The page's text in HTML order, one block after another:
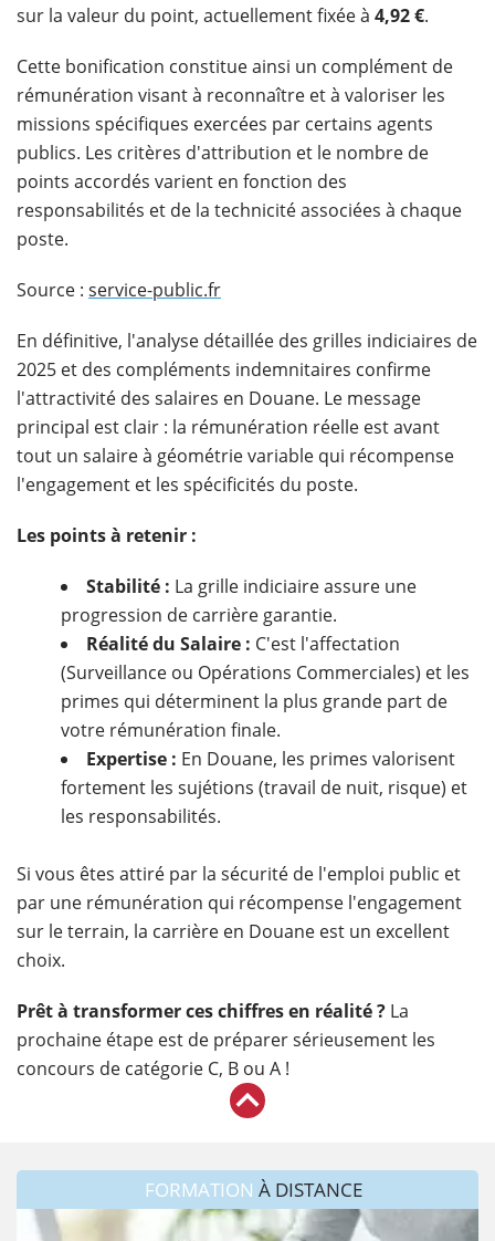
sur la valeur du point, actuellement fixée à 4,92 €.
Cette bonification constitue ainsi un complément de
rémunération visant à reconnaître et à valoriser les
missions spécifiques exercées par certains agents
publics. Les critères d'attribution et le nombre de
points accordés varient en fonction des
responsabilités et de la technicité associées à chaque
poste.
Source : service-public.fr
En définitive, l'analyse détaillée des grilles indiciaires de
2025 et des compléments indemnitaires confirme
l'attractivité des salaires en Douane. Le message
principal est clair : la rémunération réelle est avant
tout un salaire à géométrie variable qui récompense
l'engagement et les spécificités du poste.
Les points à retenir :
Stabilité : La grille indiciaire assure une
progression de carrière garantie.
Réalité du Salaire : C'est l'affectation
(Surveillance ou Opérations Commerciales) et les
primes qui déterminent la plus grande part de
votre rémunération finale.
Expertise : En Douane, les primes valorisent
fortement les sujétions (travail de nuit, risque) et
les responsabilités.
Si vous êtes attiré par la sécurité de l'emploi public et
par une rémunération qui récompense l'engagement
sur le terrain, la carrière en Douane est un excellent
choix.
Prêt à transformer ces chiffres en réalité ? La
prochaine étape est de préparer sérieusement les
concours de catégorie C, B ou A !
FORMATION À DISTANCE